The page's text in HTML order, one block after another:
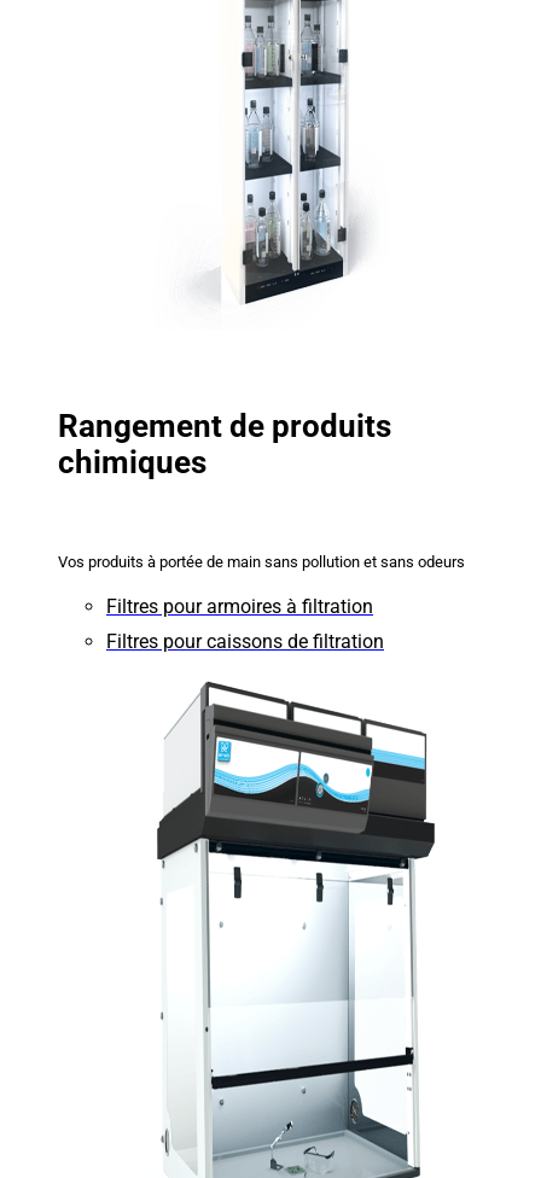
Rangement de produits
chimiques
Vos produits à portée de main sans pollution et sans odeurs
Filtres pour armoires à filtration
Filtres pour caissons de filtration